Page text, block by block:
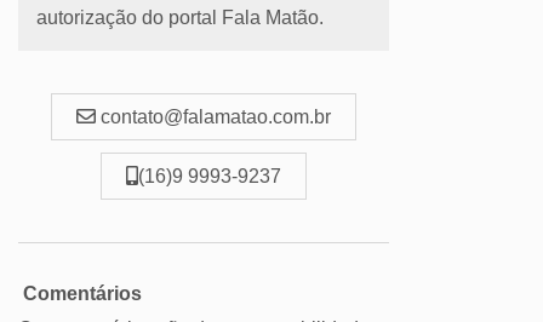
autorização do portal Fala Matão.
contato@falamatao.com.br
(16)9 9993-9237
Comentários